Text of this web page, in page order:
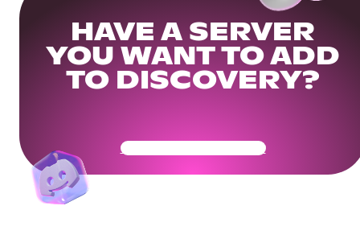
HAVE A SERVER
YOU WANT TO ADD
TO DISCOVERY?
Get Your Community Ready